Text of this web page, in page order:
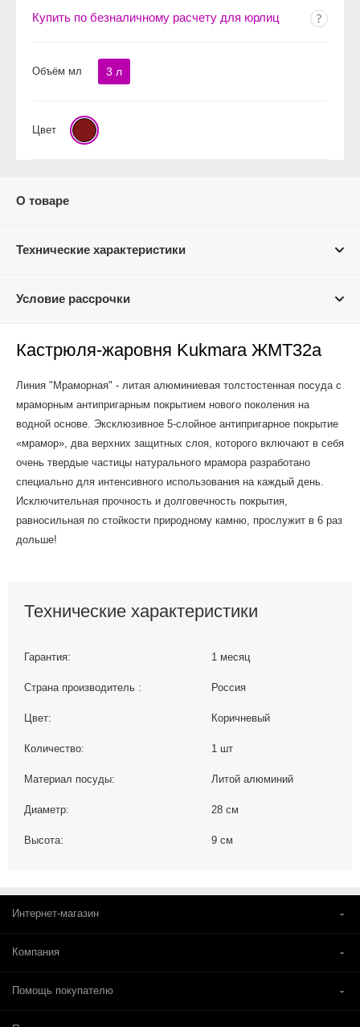
Купить по безналичному расчету для юрлиц
Объём мл 3 л
Цвет
О товаре
Технические характеристики
Условие рассрочки
Кастрюля-жаровня Kukmara ЖМТ32а
Линия "Мраморная" - литая алюминиевая толстостенная посуда с
мраморным антипригарным покрытием нового поколения на
водной основе. Эксклюзивное 5-слойное антипригарное покрытие
«мрамор», два верхних защитных слоя, которого включают в себя
очень твердые частицы натурального мрамора разработано
специально для интенсивного использования на каждый день.
Исключительная прочность и долговечность покрытия,
равносильная по стойкости природному камню, прослужит в 6 раз
дольше!
Технические характеристики
Гарантия: 1 месяц
Страна производитель : Россия
Цвет: Коричневый
Количество: 1 шт
Материал посуды: Литой алюминий
Диаметр: 28 см
Высота: 9 см
Интернет-магазин
Компания
Помощь покупателю